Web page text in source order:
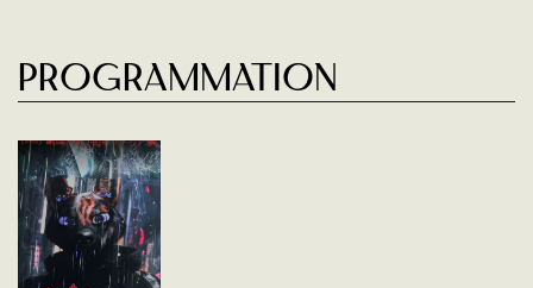
Programmation